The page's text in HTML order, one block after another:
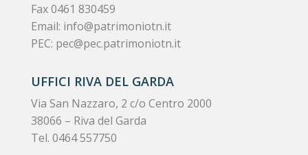
Fax 0461 830459
Email: info@patrimoniotn.it
PEC: pec@pec.patrimoniotn.it
UFFICI RIVA DEL GARDA
Via San Nazzaro, 2 c/o Centro 2000
38066 – Riva del Garda
Tel. 0464 557750